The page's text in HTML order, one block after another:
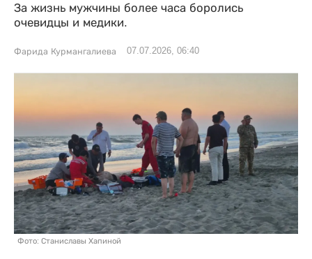
За жизнь мужчины более часа боролись
очевидцы и медики.
Фарида Курмангалиева 07.07.2026, 06:40
Фото: Станиславы Хапиной